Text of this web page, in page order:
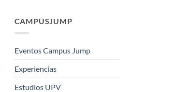
CAMPUSJUMP
Eventos Campus Jump
Experiencias
Estudios UPV